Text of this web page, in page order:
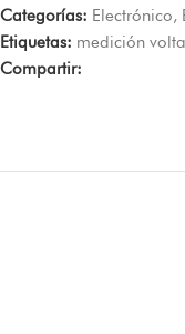
Categorías: Electrónico,
Etiquetas: medición
Compartir: